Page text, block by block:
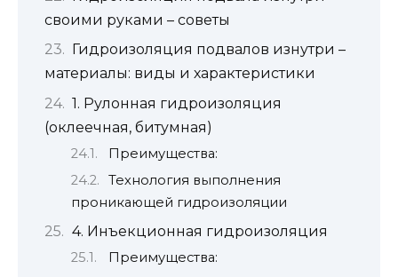
своими руками – советы
Гидроизоляция подвалов изнутри –
материалы: виды и характеристики
1. Рулонная гидроизоляция
(оклеечная, битумная)
Преимущества:
Технология выполнения
проникающей гидроизоляции
4. Инъекционная гидроизоляция
Преимущества: